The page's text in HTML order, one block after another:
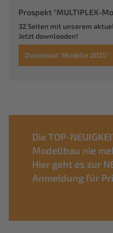
Prospekt "MULTIPLEX-
32 Seiten mit unserem
Jetzt downloaden!
Download "Modelle 2025"
Die TOP-
Modellbau nie
Hier geht es zur
Anmeldung für